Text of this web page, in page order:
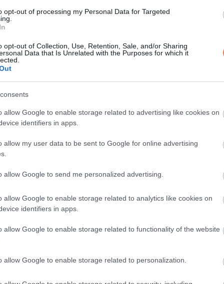
opt-out of processing my Personal Data for Targeted
opt-out of Collection, Use, Retention, Sale, and/or Sharing
Data that Is Unrelated with the Purposes for which it
allow Google to enable storage related to advertising like cookies on
identifiers in apps.
allow my user data to be sent to Google for online advertising
allow Google to send me personalized advertising.
allow Google to enable storage related to analytics like cookies on
identifiers in apps.
allow Google to enable storage related to functionality of the website
allow Google to enable storage related to personalization.
azért ne feledkezzen meg a
a Bika az újonnan szerzett
kicsit képeznie önmagát, mivel a
megtérül majd.
Bika jegy szülötteinek élete. A
és a változás szelei lesznek
amiből logikusan következtethet
fordulatot vesz. Annyit kell csak
előrukkol olyan új, eredeti
az időszakban felbukkanó
fog csak igazán meglátszani,
Szánjon kellő időt a vásárlásra és
vacsorát magának, hiszen igazán
és a “sok szerencsét” beírása
kreatív és jó humorérzékkel